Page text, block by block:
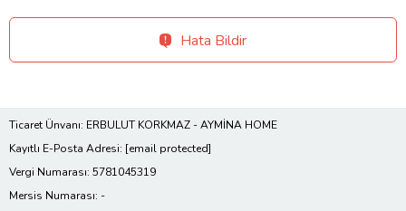
Hata Bildir
Ticaret Ünvanı: ERBULUT KORKMAZ - AYMİNA HOME
Kayıtlı E-Posta Adresi: [email protected]
Vergi Numarası: 5781045319
Mersis Numarası: -